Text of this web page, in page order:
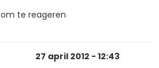
om te reageren
27 april 2012 - 12:43